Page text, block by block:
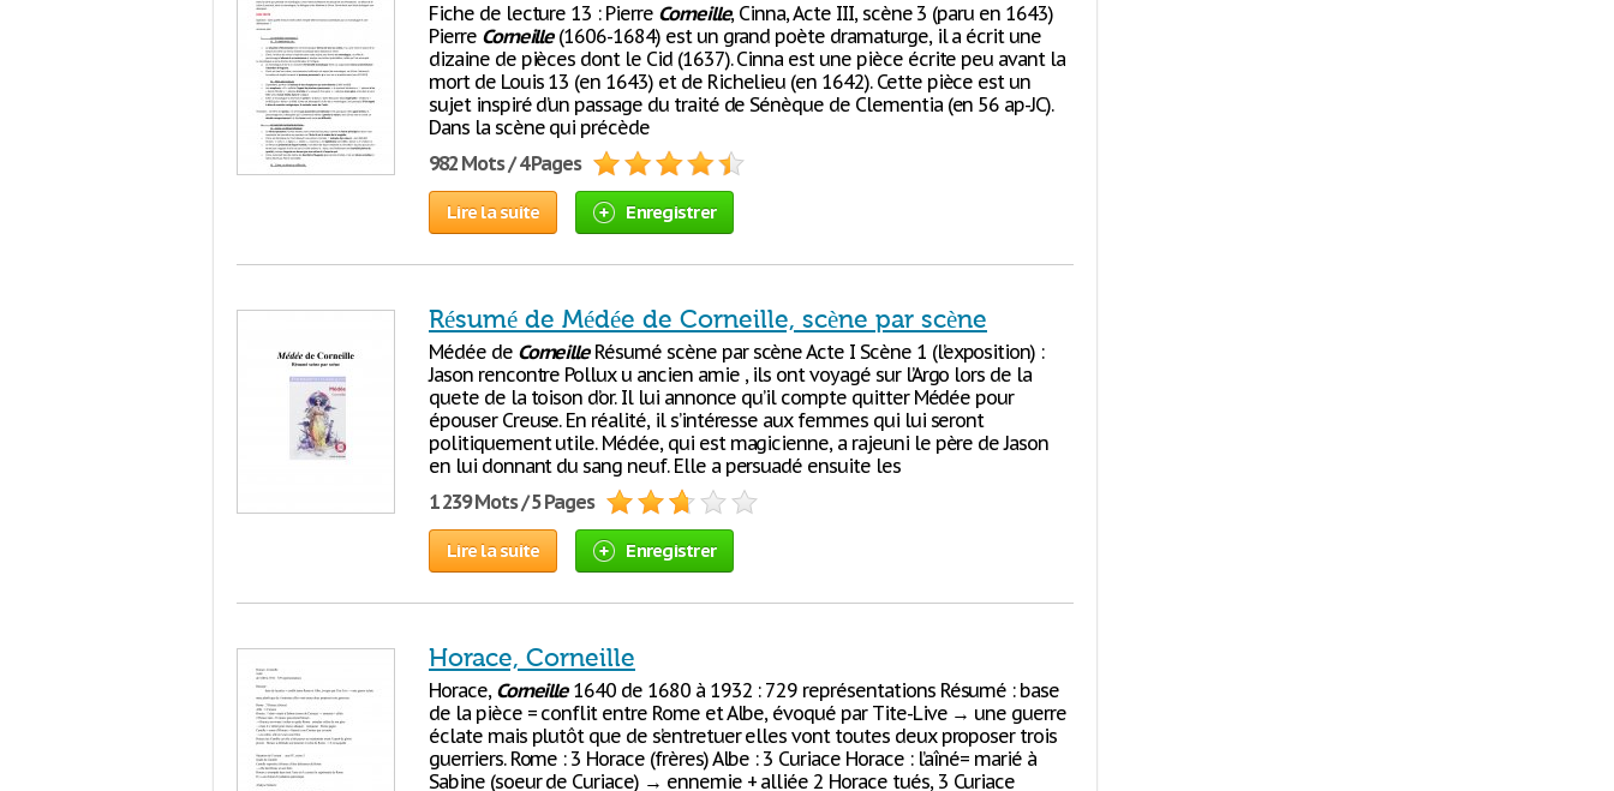
Fiche de lecture 13 : Pierre Corneille, Cinna, Acte III, scène 3 (paru en 1643)
Pierre Corneille(1606-1684) est un grand poète dramaturge, il a écrit une
dizaine de pièces dont le Cid (1637). Cinna est une pièce écrite peu avant la
mort de Louis 13 (en 1643) et de Richelieu (en 1642). Cette pièce est un
sujet inspiré d’un passage du traité de Sénèque de Clementia (en 56 ap-JC).
Dans la scène qui précède
982 Mots / 4 Pages
Lire la suite Enregistrer
Résumé de Médée de Corneille, scène par scène
Médée de CorneilleRésumé scène par scène Acte I Scène 1 (l’exposition) :
Jason rencontre Pollux u ancien amie , ils ont voyagé sur l’Argo lors de la
quete de la toison d’or. Il lui annonce qu’il compte quitter Médée pour
épouser Creuse. En réalité, il s’intéresse aux femmes qui lui seront
politiquement utile. Médée, qui est magicienne, a rajeuni le père de Jason
en lui donnant du sang neuf. Elle a persuadé ensuite les
1 239 Mots / 5 Pages
Lire la suite Enregistrer
Horace, Corneille
Horace, Corneille1640 de 1680 à 1932 : 729 représentations Résumé : base
de la pièce = conflit entre Rome et Albe, évoqué par Tite-Live → une guerre
éclate mais plutôt que de s’entretuer elles vont toutes deux proposer trois
guerriers. Rome : 3 Horace (frères) Albe : 3 Curiace Horace : l’aîné= marié à
Sabine (soeur de Curiace) → ennemie + alliée 2 Horace tués, 3 Curiace